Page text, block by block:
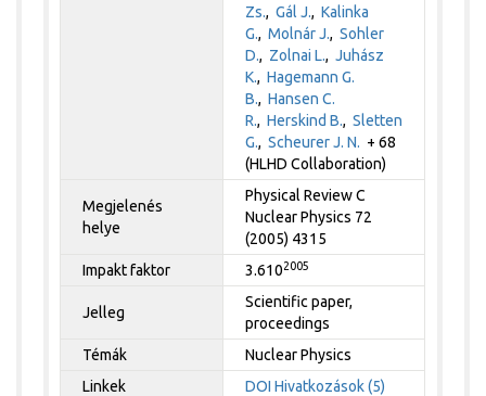
Zs.,Gál J.,Kalinka
G.,Molnár J.,Sohler
D., Zolnai L.,Juhász
K.,Hagemann G.
B.,Hansen C.
R.,Herskind B.,Sletten
G.,Scheurer J. N. + 68
(HLHD Collaboration)
Megjelenés
helye
Physical Review C
Nuclear Physics 72
(2005) 4315
Impakt faktor
3.6102005
Jelleg
Scientific paper,
proceedings
Témák
Nuclear Physics
Linkek
DOI Hivatkozások (5)